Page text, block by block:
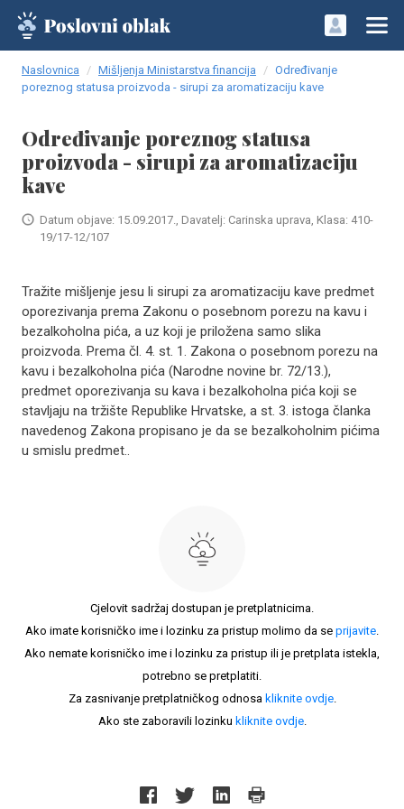
Naslovnica Mišljenja Ministarstva financija
Određivanje
poreznog statusa proizvoda - sirupi za aromatizaciju kave
Određivanje poreznog statusa
proizvoda - sirupi za aromatizaciju
kave
Datum objave: 15.09.2017., Davatelj: Carinska uprava, Klasa: 410-
19/17-12/107
Tražite mišljenje jesu li sirupi za aromatizaciju kave predmet
oporezivanja prema Zakonu o posebnom porezu na kavu i
bezalkoholna pića, a uz koji je priložena samo slika
proizvoda. Prema čl. 4. st. 1. Zakona o posebnom porezu na
kavu i bezalkoholna pića (Narodne novine br. 72/13.),
predmet oporezivanja su kava i bezalkoholna pića koji se
stavljaju na tržište Republike Hrvatske, a st. 3. istoga članka
navedenog Zakona propisano je da se bezalkoholnim pićima
u smislu predmet..
Cjelovit sadržaj dostupan je pretplatnicima.
Ako imate korisničko ime i lozinku za pristup molimo da se prijavite.
Ako nemate korisničko ime i lozinku za pristup ili je pretplata istekla,
potrebno se pretplatiti.
Za zasnivanje pretplatničkog odnosa kliknite ovdje.
Ako ste zaboravili lozinku kliknite ovdje.